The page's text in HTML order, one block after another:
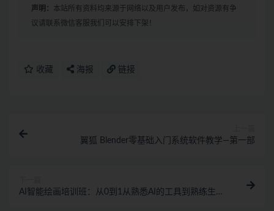
声明： 本站所有资料均来源于网络以及用户发布，如对资源有争
议请联系微信客服我们可以安排下架！
收藏 海报 链接
翼狐 Blender零基础入门系统软件教学—第一部
AI智能绘画培训班：从0到1从熟悉AI的工具到熟练生成